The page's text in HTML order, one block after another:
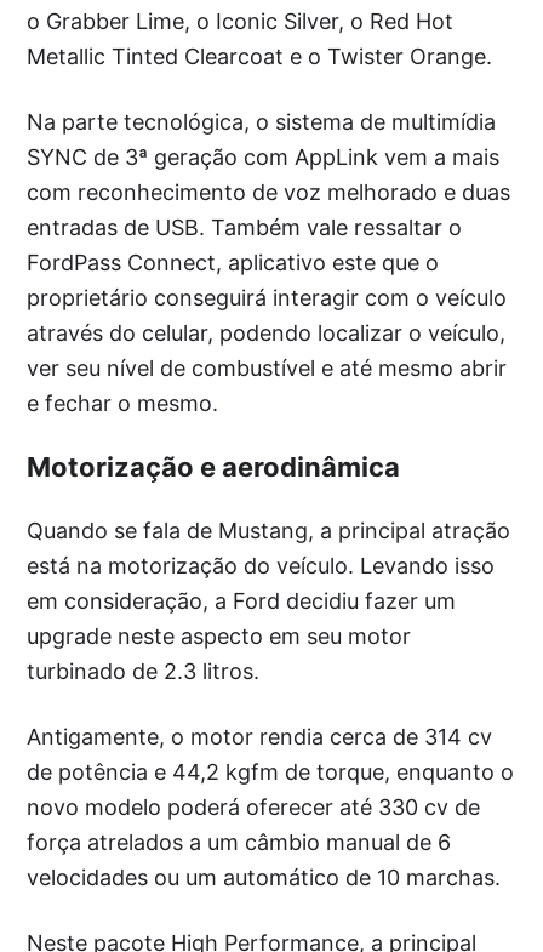
o Grabber Lime, o Iconic Silver, o Red Hot
Metallic Tinted Clearcoat e o Twister Orange.
Na parte tecnológica, o sistema de multimídia
SYNC de 3ª geração com AppLink vem a mais
com reconhecimento de voz melhorado e duas
entradas de USB. Também vale ressaltar o
FordPass Connect, aplicativo este que o
proprietário conseguirá interagir com o veículo
através do celular, podendo localizar o veículo,
ver seu nível de combustível e até mesmo abrir
e fechar o mesmo.
Motorização e aerodinâmica
Quando se fala de Mustang, a principal atração
está na motorização do veículo. Levando isso
em consideração, a Ford decidiu fazer um
upgrade neste aspecto em seu motor
turbinado de 2.3 litros.
Antigamente, o motor rendia cerca de 314 cv
de potência e 44,2 kgfm de torque, enquanto o
novo modelo poderá oferecer até 330 cv de
força atrelados a um câmbio manual de 6
velocidades ou um automático de 10 marchas.
Neste pacote High Performance, a principal